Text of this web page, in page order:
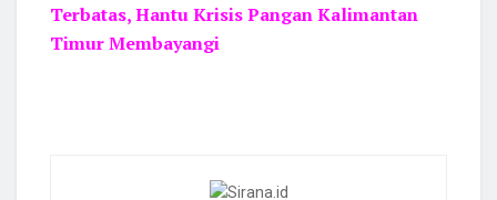
Terbatas, Hantu Krisis Pangan Kalimantan
Timur Membayangi